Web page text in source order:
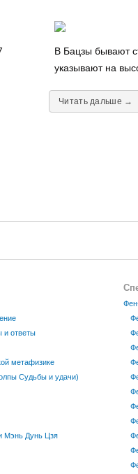
В Бацзы бывают
указывают на
Читать дальше →
и ответы
метафизике
Судьбы и удачи)
Мэнь Дунь Цзя